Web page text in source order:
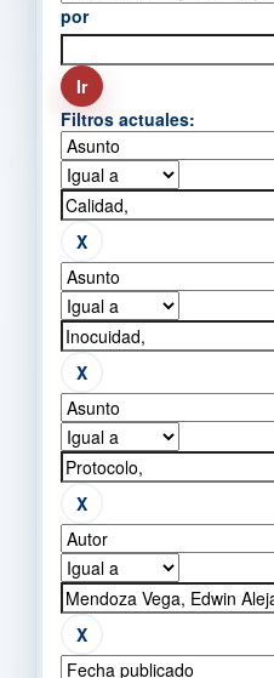
por
Filtros actuales: